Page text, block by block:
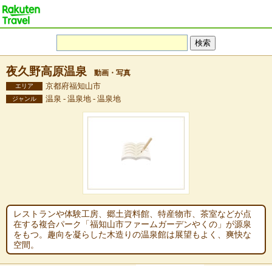
夜久野高原温泉 動画・写真
エリア 京都府福知山市
ジャンル 温泉 - 温泉地 - 温泉地
レストランや体験工房、郷土資料館、特産物市、茶室などが点
在する複合パーク「福知山市ファームガーデンやくの」が源泉
をもつ。趣向を凝らした木造りの温泉館は展望もよく、爽快な
空間。